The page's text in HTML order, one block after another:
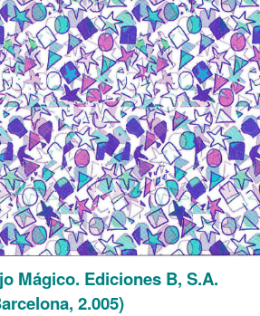
Mágico. Ediciones B, S.A.
2.005)